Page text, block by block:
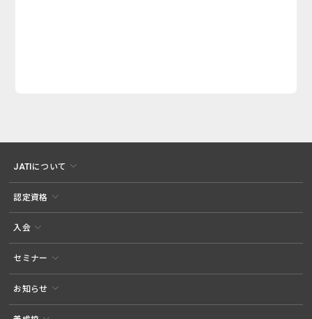
JATIについて
認定資格
入会
セミナー
お知らせ